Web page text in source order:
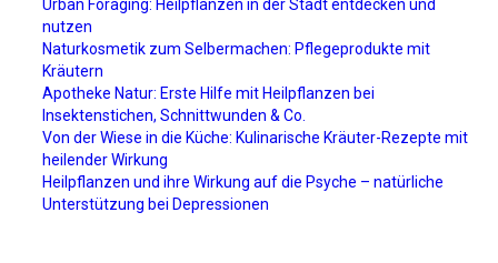
Urban Foraging: Heilpflanzen in der Stadt entdecken und
nutzen
Naturkosmetik zum Selbermachen: Pflegeprodukte mit
Kräutern
Apotheke Natur: Erste Hilfe mit Heilpflanzen bei
Insektenstichen, Schnittwunden & Co.
Von der Wiese in die Küche: Kulinarische Kräuter-Rezepte mit
heilender Wirkung
Heilpflanzen und ihre Wirkung auf die Psyche – natürliche
Unterstützung bei Depressionen